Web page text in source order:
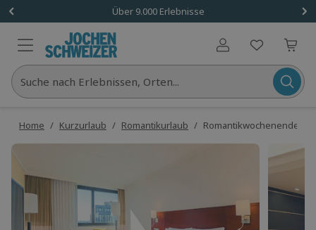
Über 9.000 Erlebnisse
Benutzerkonto
Suche nach Erlebnissen, Orten...
Home / Kurzurlaub / Romantikurlaub / Romantikwochenende